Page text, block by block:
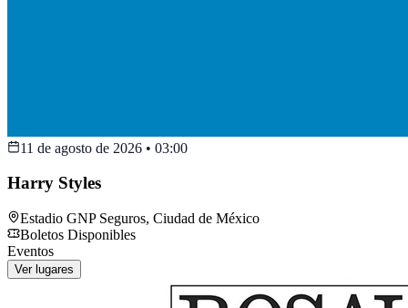
11 de agosto de 2026 • 03:00
Harry Styles
Estadio GNP Seguros, Ciudad de México
Boletos Disponibles
Eventos
Ver lugares